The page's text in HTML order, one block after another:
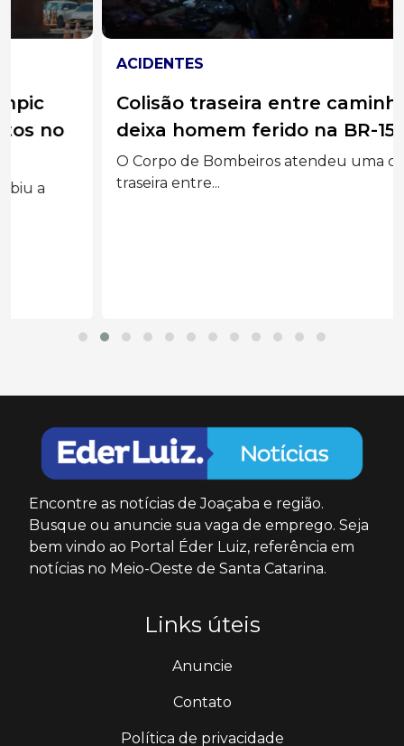
Colisão traseira entre caminhões
deixa homem ferido na BR-158
O Corpo de Bombeiros atendeu uma colisão
traseira entre...
Encontre as notícias de Joaçaba e região.
Busque ou anuncie sua vaga de emprego. Seja
bem vindo ao Portal Éder Luiz, referência em
notícias no Meio-Oeste de Santa Catarina.
Links úteis
Anuncie
Contato
Política de privacidade